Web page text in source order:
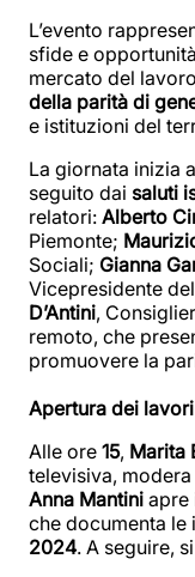
L’evento
sfide e
mercato del
della parità di
e istituzioni del
La giornata inizia
seguito dai saluti
relatori: Alberto
Piemonte;
Sociali; Gianna
Vicepresidente
D’Antini,
remoto, che
promuovere la
Apertura dei
Alle ore 15, Marita
televisiva,
Anna Mantini apre
che documenta le
2024. A seguire,